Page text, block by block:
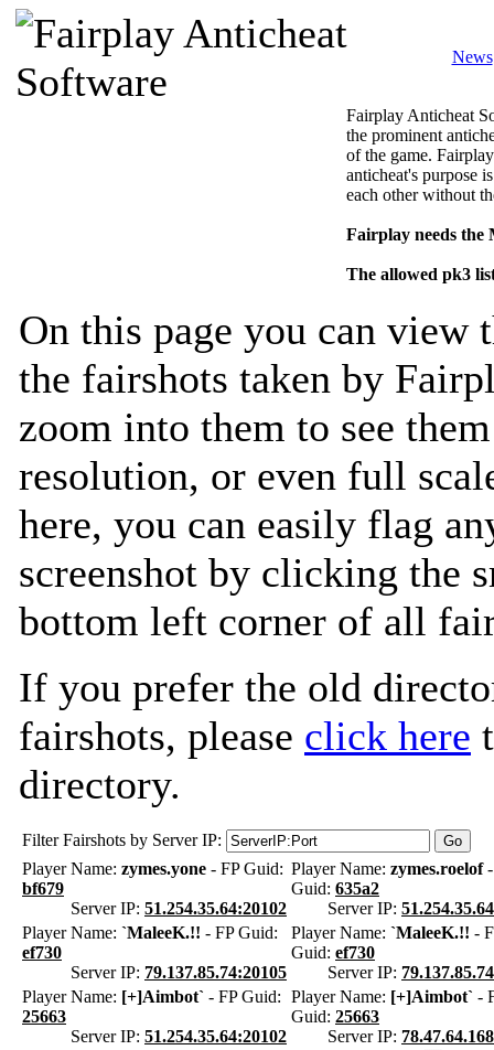
News
Fairplay Anticheat
the prominent
of the game.
anticheat's purpose
each other without
Fairplay needs
The allowed pk3
On this page you can view
the fairshots taken by
zoom into them to see
resolution, or even full
here, you can easily flag
screenshot by clicking the
bottom left corner of all
If you prefer the old
fairshots, please click here
directory.
Filter Fairshots by Server IP:
Player Name: zymes.yone - FP Guid:
bf679
Server IP: 51.254.35.64:20102
Player Name: zymes.roelof-
Guid: 635a2
Server IP:
Player Name: `MaleeK.!! - FP Guid:
ef730
Server IP: 79.137.85.74:20105
Player Name: `MaleeK.!! -
Guid: ef730
Server IP:
Player Name: [+]Aimbot` - FP Guid:
25663
Server IP: 51.254.35.64:20102
Player Name: [+]Aimbot` -
Guid: 25663
Server IP: